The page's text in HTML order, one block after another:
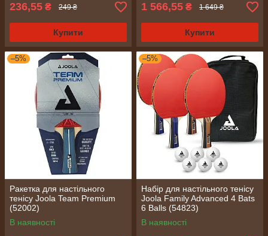
236,55 ₴ 249 ₴
Купити
1 566,55 ₴ 1 649 ₴
Купити
–5%
Ракетка для настільного
тенісу Joola Team Premium
(52002)
В наявності
–5%
Набір для настільного тенісу
Joola Family Advanced 4 Bats
6 Balls (54823)
В наявності